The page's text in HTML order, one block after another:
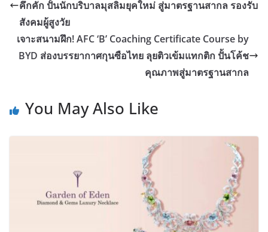
คึกคัก ปั้นนักบริบาลมุสลิมยุคใหม่ สู่มาตรฐานสากล รองรับ
สังคมผู้สูงวัย
เจาะสนามฝึก! AFC ‘B’ Coaching Certificate Course by
BYD ส่องบรรยากาศกุนซือไทย ลุยติวเข้มแทกติก ปั้นโค้ช
คุณภาพสู่มาตรฐานสากล
You May Also Like